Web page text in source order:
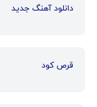
دانلود آهنگ جدید
قرص کود